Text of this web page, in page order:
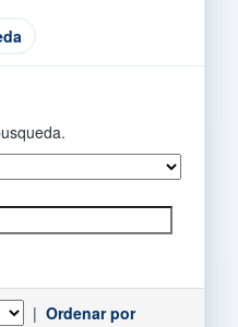
| Ordenar por